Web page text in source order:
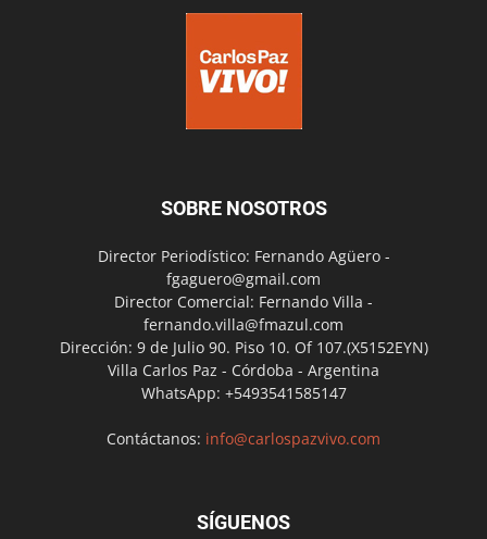
SOBRE NOSOTROS
Director Periodístico: Fernando Agüero -
fgaguero@gmail.com
Director Comercial: Fernando Villa -
fernando.villa@fmazul.com
Dirección: 9 de Julio 90. Piso 10. Of 107.(X5152EYN)
Villa Carlos Paz - Córdoba - Argentina
WhatsApp: +5493541585147
Contáctanos: info@carlospazvivo.com
SÍGUENOS